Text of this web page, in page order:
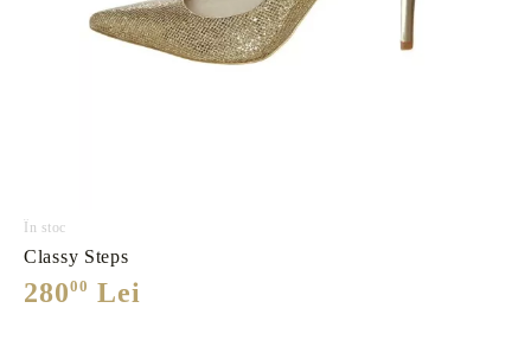
În stoc
Classy Steps
28000 Lei